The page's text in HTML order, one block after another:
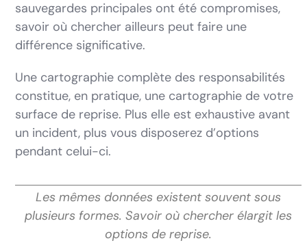
sauvegardes principales ont été compromises,
savoir où chercher ailleurs peut faire une
différence significative.
Une cartographie complète des responsabilités
constitue, en pratique, une cartographie de votre
surface de reprise. Plus elle est exhaustive avant
un incident, plus vous disposerez d’options
pendant celui-ci.
Les mêmes données existent souvent sous
plusieurs formes. Savoir où chercher élargit les
options de reprise.